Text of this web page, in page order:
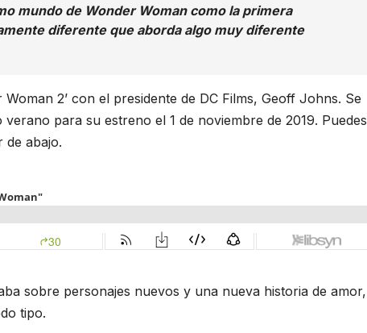
mundo de Wonder Woman como la primera
diferente que aborda algo muy diferente
2’ con el presidente de DC Films, Geoff Johns. Se
para su estreno el 1 de noviembre de 2019. Puedes
de abajo.
sobre personajes nuevos y una nueva historia de amor,
tipo.